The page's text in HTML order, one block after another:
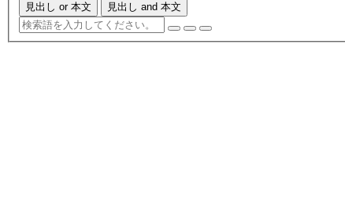
見出し or 本文 見出し and 本文